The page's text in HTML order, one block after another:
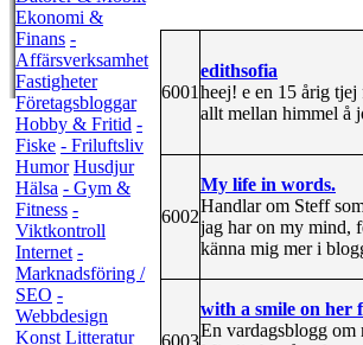
Ekonomi &
Finans -
Affärsverksamhet
Fastigheter
Företagsbloggar
Hobby & Fritid -
Fiske - Friluftsliv
Humor Husdjur
Hälsa - Gym &
Fitness -
Viktkontroll
Internet -
Marknadsföring /
SEO -
Webbdesign
Konst Litteratur
6001
edithsofia
heej! e en 15 årig
allt mellan himmel å
6002
My life in words.
Handlar om Steff
jag har on my mind,
känna mig mer i
6003
with a smile on her
En vardagsblogg